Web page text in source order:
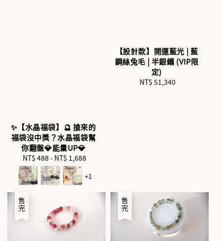
✨【水晶福袋】🔮 搶來的
福袋沒中獎？水晶福袋幫
你翻盤💎能量UP💎
Regular
price
NT$ 488 - NT$ 1,688
+1
【設計款】開運藍光 | 藍
鋼絲兔毛 | 半銀鑲 (VIP限
定)
Regular
NT$ 51,340
售完 售完